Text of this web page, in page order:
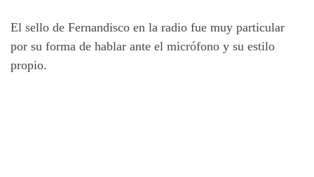
El sello de Fernandisco en la radio fue muy particular
por su forma de hablar ante el micrófono y su estilo
propio.